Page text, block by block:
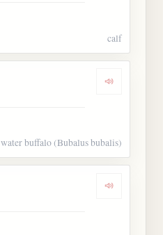
calf
Dengarkan
water buffalo (Bubalus bubalis)
Dengarkan